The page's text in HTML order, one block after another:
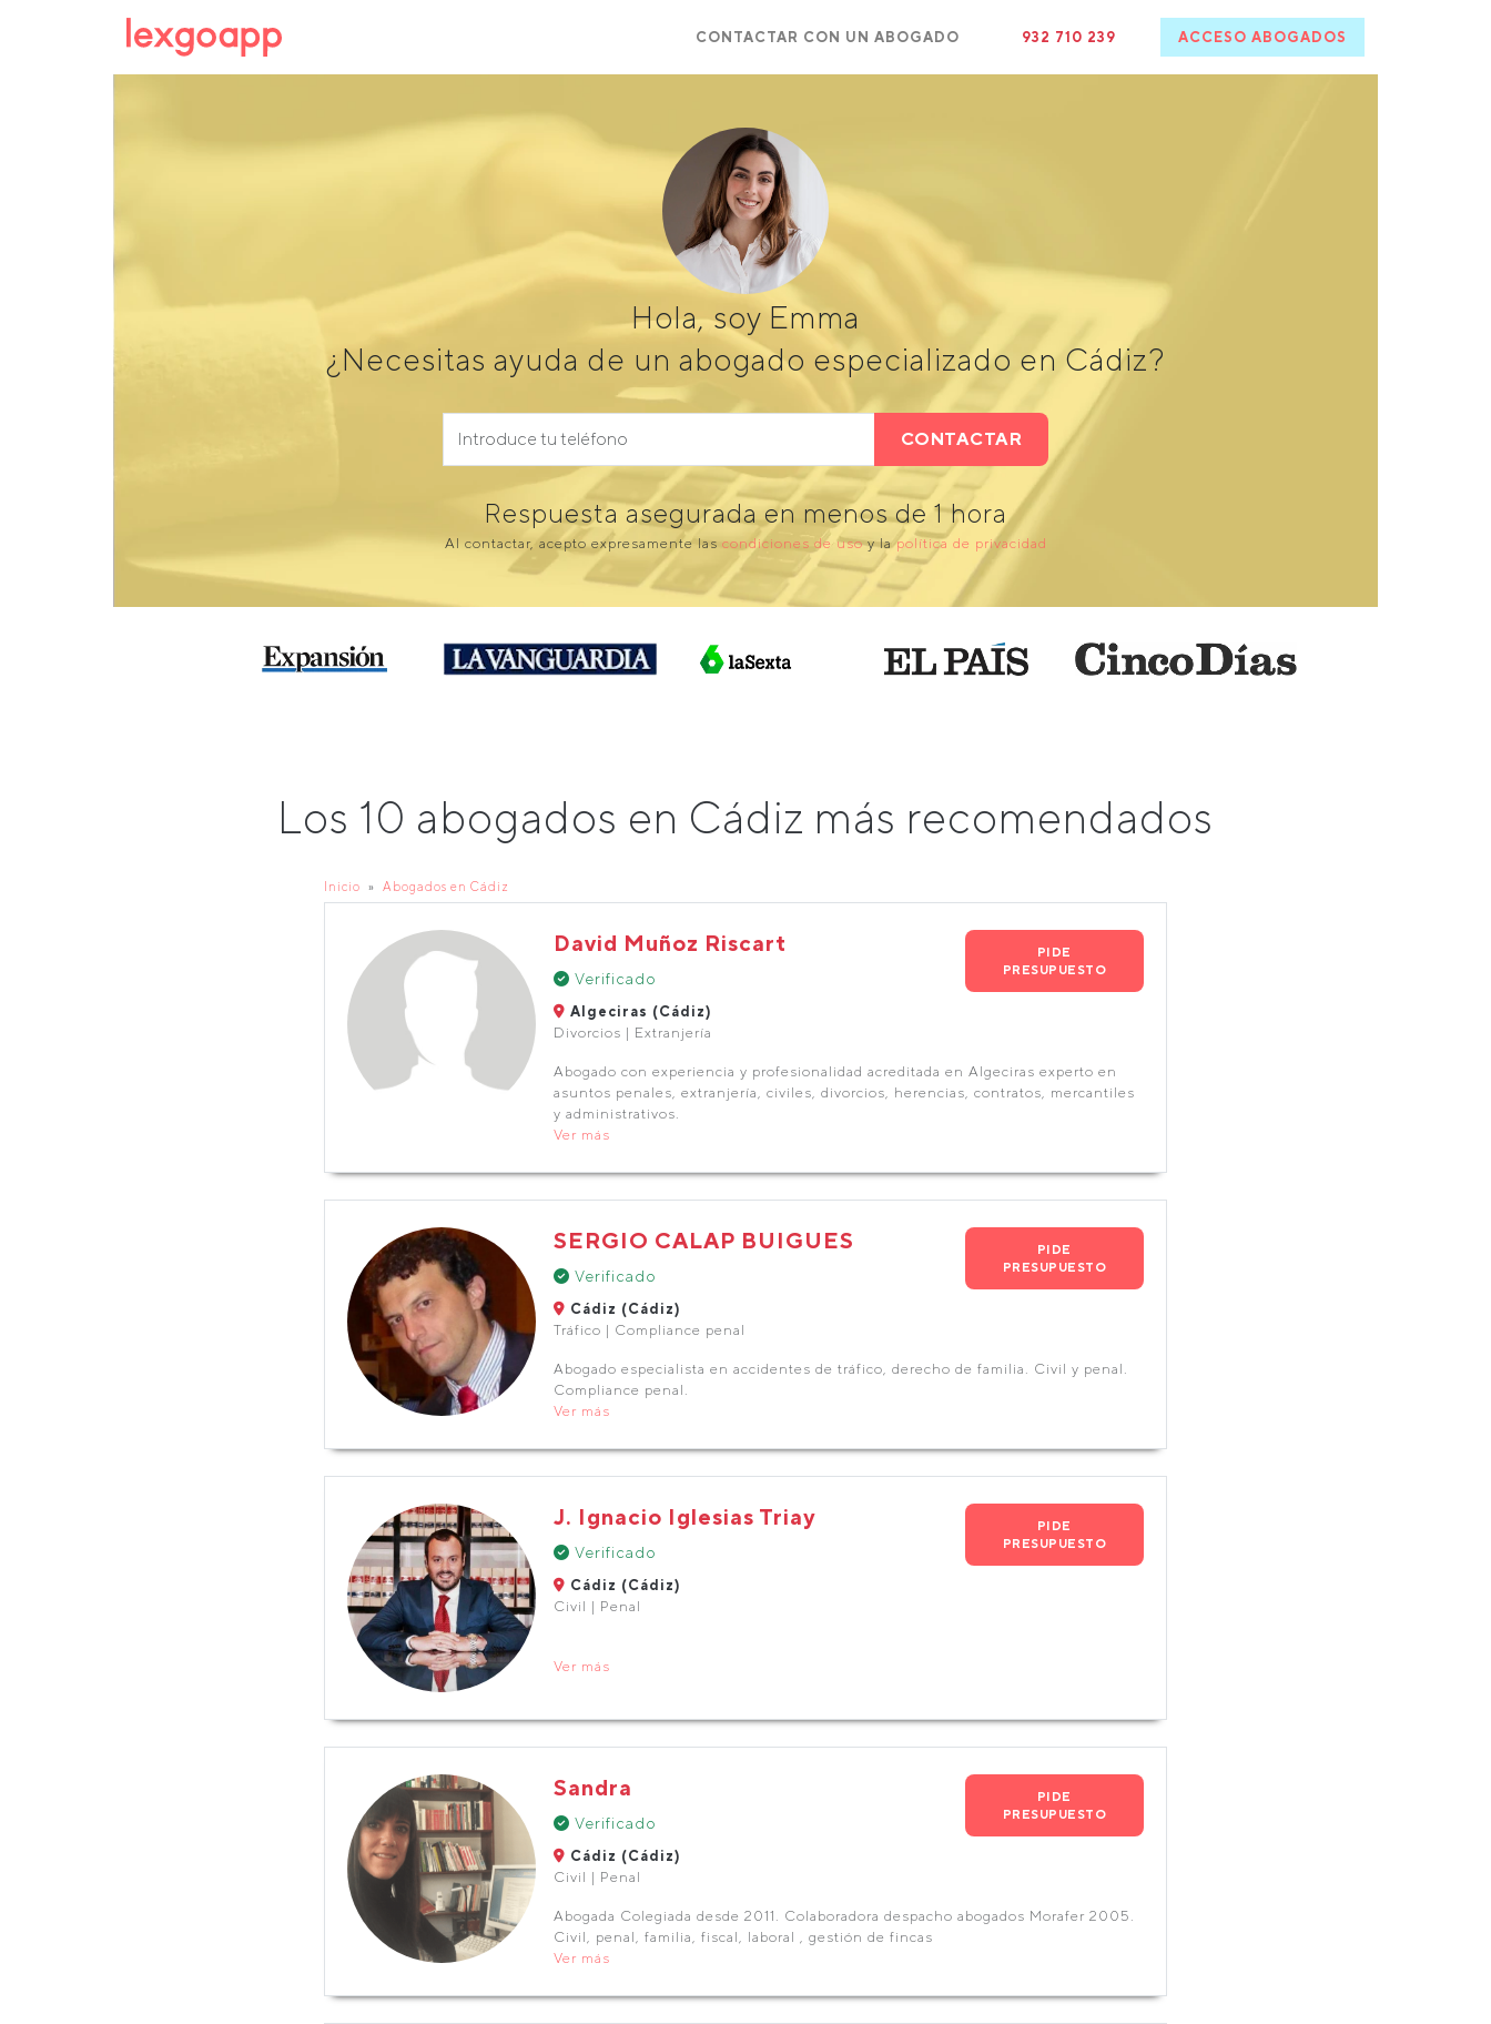
CONTACTAR CON UN ABOGADO 932 710 239 ACCESO ABOGADOS
Hola, soy Emma
¿Necesitas ayuda de un abogado especializado en Cádiz?
CONTACTAR
Respuesta asegurada en menos de 1 hora
Al contactar, acepto expresamente las condiciones de usoy lapolítica de privacidad
Los 10 abogados en Cádiz más recomendados
Inicio Abogados en Cádiz
David Muñoz Riscart
Verificado
Algeciras (Cádiz)
Divorcios | Extranjería
PIDE
PRESUPUESTO
Abogado con experiencia y profesionalidad acreditada en Algeciras experto en
asuntos penales, extranjería, civiles, divorcios, herencias, contratos, mercantiles
y administrativos.
Ver más
SERGIO CALAP BUIGUES
Verificado
Cádiz (Cádiz)
Tráfico | Compliance penal
PIDE
PRESUPUESTO
Abogado especialista en accidentes de tráfico, derecho de familia. Civil y penal.
Compliance penal.
Ver más
J. Ignacio Iglesias Triay
Verificado
Cádiz (Cádiz)
Civil | Penal
PIDE
PRESUPUESTO
Ver más
Sandra
Verificado
Cádiz (Cádiz)
Civil | Penal
PIDE
PRESUPUESTO
Abogada Colegiada desde 2011. Colaboradora despacho abogados Morafer 2005.
Civil, penal, familia, fiscal, laboral , gestión de fincas
Ver más